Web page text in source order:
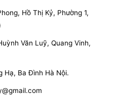
Hồ Thị Kỷ, Phường 1,
Văn Luỹ, Quang Vinh,
Hạ, Ba Đình Hà Nội.